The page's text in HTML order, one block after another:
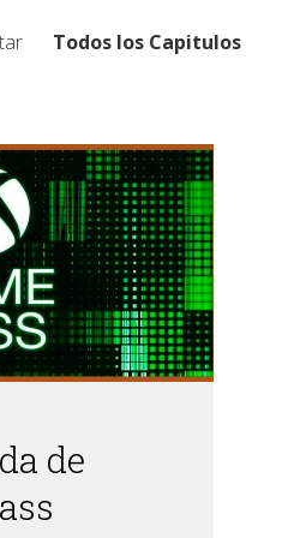
Todos los Capitulos
de